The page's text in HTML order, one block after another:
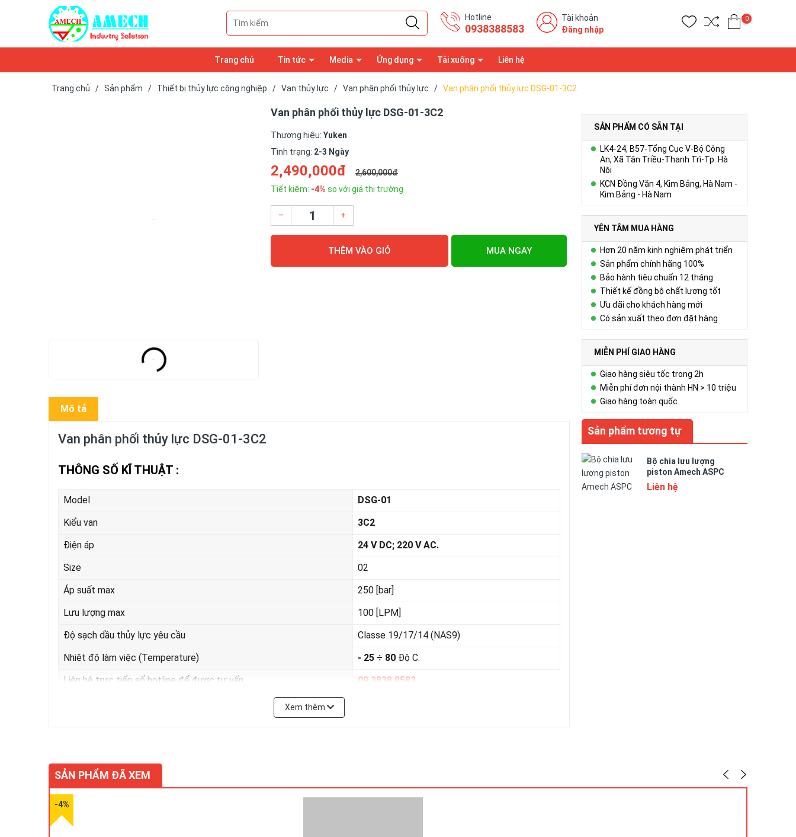
Hotline
0938388583
Tài khoản
Đăng nhập
0
Trang chủ Tin tức Media Ứng dụng Tải xuống Liên hệ
Trang chủ / Sản phẩm / Thiết bị thủy lực công nghiệp / Van thủy lực / Van phân phối thủy lực / Van phân phối thủy lực DSG-01-3C2
Van phân phối thủy lực DSG-01-3C2
Thương hiệu: Yuken
Tình trạng: 2-3 Ngày
2,490,000đ
2,600,000đ
Tiết kiệm: -4% so với giá thị trường
– +
THÊM VÀO GIỎ MUA NGAY
Mô tả
Van phân phối thủy lực DSG-01-3C2
THÔNG SỐ KĨ THUẬT :
Model
DSG-01
Kiểu van
3C2
Điện áp
24 V DC; 220 V AC.
Size
02
Áp suất max
250 [bar]
Lưu lượng max
100 [LPM]
Độ sạch dầu thủy lực yêu cầu
Classe 19/17/14 (NAS9)
Nhiệt độ làm việc (Temperature)
- 25 ÷ 80 Độ C.
Liên hệ trực tiếp số hotline để được tư vấn
09.3838.8583
Ngoài ra chúng tôi cung cấp các loại van thủy lực khác theo yêu cầu đặt hàng!
Xem thêm
SẢN PHẨM CÓ SẴN TẠI
LK4-24, B57-Tổng Cục V-Bộ Công
An, Xã Tân Triều-Thanh Trì-Tp. Hà
Nội
KCN Đồng Văn 4, Kim Bảng, Hà Nam -
Kim Bảng - Hà Nam
YÊN TÂM MUA HÀNG
Hơn 20 năm kinh nghiệm phát triển
Sản phẩm chính hãng 100%
Bảo hành tiêu chuẩn 12 tháng
Thiết kế đồng bộ chất lượng tốt
Ưu đãi cho khách hàng mới
Có sản xuất theo đơn đặt hàng
MIỄN PHÍ GIAO HÀNG
Giao hàng siêu tốc trong 2h
Miễn phí đơn nội thành HN > 10 triệu
Giao hàng toàn quốc
Sản phẩm tương tự
Bộ chia lưu lượng
piston Amech ASPC
Liên hệ
SẢN PHẨM ĐÃ XEM
-4%